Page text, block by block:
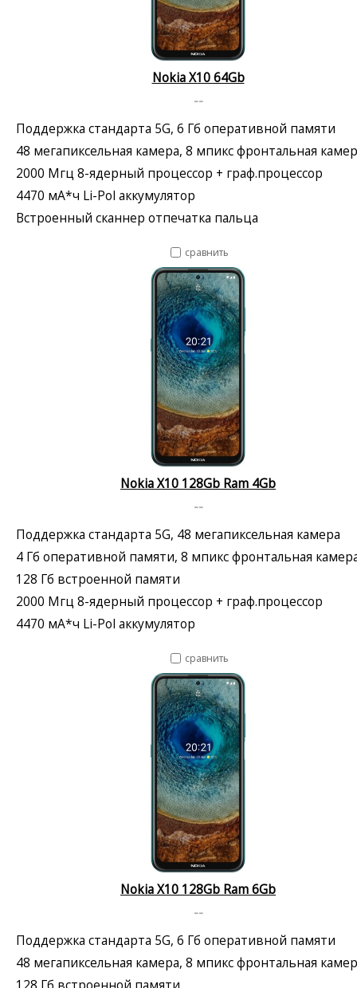
Nokia X10 64Gb
--
Поддержка стандарта 5G, 6 Гб оперативной памяти
48 мегапиксельная камера, 8 мпикс фронтальная
2000 Мгц 8-ядерный процессор + граф.процессор
4470 мА*ч Li-Pol аккумулятор
Встроенный сканнер отпечатка пальца
сравнить
Nokia X10 128Gb Ram 4Gb
--
Поддержка стандарта 5G, 48 мегапиксельная камера
4 Гб оперативной памяти, 8 мпикс фронтальная
128 Гб встроенной памяти
2000 Мгц 8-ядерный процессор + граф.процессор
4470 мА*ч Li-Pol аккумулятор
сравнить
Nokia X10 128Gb Ram 6Gb
--
Поддержка стандарта 5G, 6 Гб оперативной памяти
48 мегапиксельная камера, 8 мпикс фронтальная